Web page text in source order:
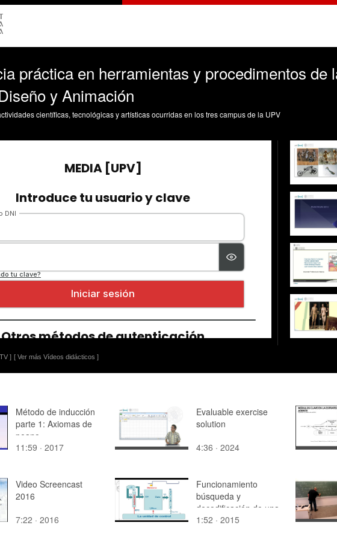
práctica en herramientas y procedimentos de
y Animación
científicas, tecnológicas y artísticas ocurridas en los tres campus de la UPV
] [ Ver más Vídeos didácticos ]
Método de inducción
parte 1: Axiomas de
peano
11:59 · 2017
Evaluable exercise
solution
4:36 · 2024
Video Screencast
2016
7:22 · 2016
Funcionamiento
búsqueda y
decodificación de una
instrucción
1:52 · 2015